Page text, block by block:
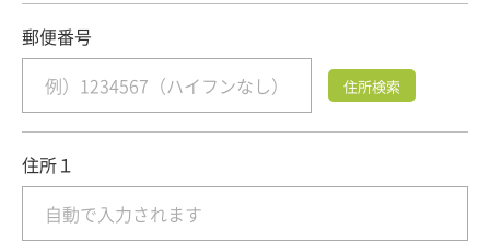
郵便番号
住所検索
住所１